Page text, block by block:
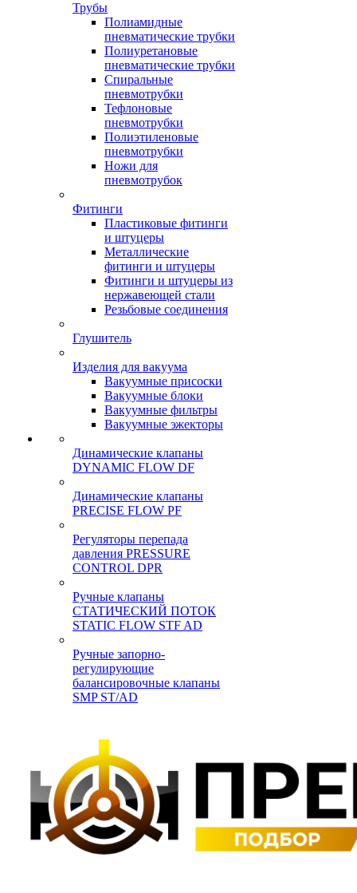
Трубы
Полиамидные
пневматические трубки
Полиуретановые
пневматические трубки
Спиральные
пневмотрубки
Тефлоновые
пневмотрубки
Полиэтиленовые
пневмотрубки
Ножи для
пневмотрубок
Фитинги
Пластиковые фитинги
и штуцеры
Металлические
фитинги и штуцеры
Фитинги и штуцеры из
нержавеющей стали
Резьбовые соединения
Глушитель
Изделия для вакуума
Вакуумные присоски
Вакуумные блоки
Вакуумные фильтры
Вакуумные эжекторы
Динамические клапаны
DYNAMIC FLOW DF
Динамические клапаны
PRECISE FLOW PF
Регуляторы перепада
давления PRESSURE
CONTROL DPR
Ручные клапаны
СТАТИЧЕСКИЙ ПОТОК
STATIC FLOW STF AD
Ручные запорно-
регулирующие
балансировочные клапаны
SMP ST/AD